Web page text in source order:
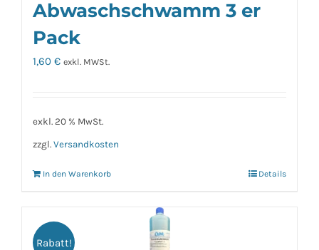
Abwaschschwamm 3 er
Pack
1,60 € exkl. MWSt.
exkl. 20 % MwSt.
zzgl. Versandkosten
In den Warenkorb Details
Rabatt!